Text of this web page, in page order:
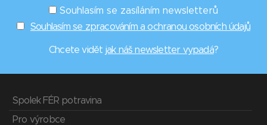
Souhlasím se zasíláním newsletterů
Souhlasím se zpracováním a ochranou osobních údajů
Chcete vidět jak náš newsletter vypadá?
Spolek FÉR potravina
Pro výrobce